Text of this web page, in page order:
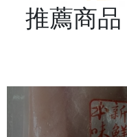
推薦商品